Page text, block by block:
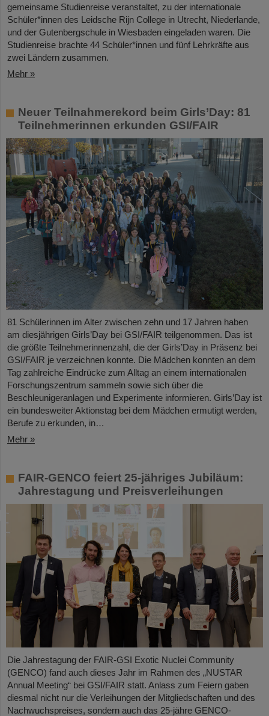
gemeinsame Studienreise veranstaltet, zu der internationale
Schüler*innen des Leidsche Rijn College in Utrecht, Niederlande,
und der Gutenbergschule in Wiesbaden eingeladen waren. Die
Studienreise brachte 44 Schüler*innen und fünf Lehrkräfte aus
zwei Ländern zusammen.
Mehr »
Neuer Teilnahmerekord beim Girls’Day: 81
Teilnehmerinnen erkunden GSI/FAIR
81 Schülerinnen im Alter zwischen zehn und 17 Jahren haben
am diesjährigen Girls’Day bei GSI/FAIR teilgenommen. Das ist
die größte Teilnehmerinnenzahl, die der Girls’Day in Präsenz bei
GSI/FAIR je verzeichnen konnte. Die Mädchen konnten an dem
Tag zahlreiche Eindrücke zum Alltag an einem internationalen
Forschungszentrum sammeln sowie sich über die
Beschleunigeranlagen und Experimente informieren. Girls’Day ist
ein bundesweiter Aktionstag bei dem Mädchen ermutigt werden,
Berufe zu erkunden, in…
Mehr »
FAIR-GENCO feiert 25-jähriges Jubiläum:
Jahrestagung und Preisverleihungen
Die Jahrestagung der FAIR-GSI Exotic Nuclei Community
(GENCO) fand auch dieses Jahr im Rahmen des „NUSTAR
Annual Meeting“ bei GSI/FAIR statt. Anlass zum Feiern gaben
diesmal nicht nur die Verleihungen der Mitgliedschaften und des
Nachwuchspreises, sondern auch das 25-jähre GENCO-